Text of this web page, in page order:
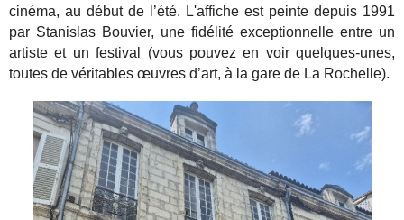
cinéma, au début de l’été. L'affiche est peinte depuis 1991
par Stanislas Bouvier, une fidélité exceptionnelle entre un
artiste et un festival (vous pouvez en voir quelques-unes,
toutes de véritables œuvres d’art, à la gare de La Rochelle).